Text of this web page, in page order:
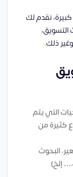
نقدم لك
التسويق،
ذلك.
التي يتم
كثيرة من
البحوث
إلخ)